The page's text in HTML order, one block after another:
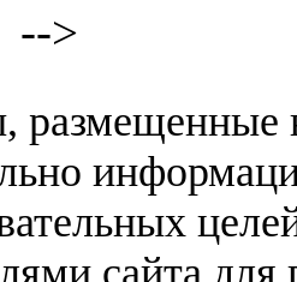
-->
размещенные
сайта